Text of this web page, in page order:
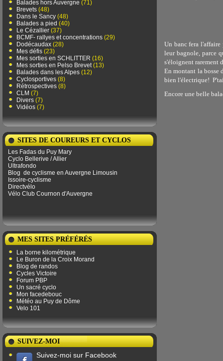
Balades hors Auvergne (71)
Brevets (48)
Dans le Sancy (48)
Balades a pied (40)
Le Cézallier (37)
BCMF- rallyes et concentrations (29)
Dodécaudax (28)
Mes défis (23)
Mes sorties en SCHLITTER (16)
Mes sorties en Pelso Brevet(13)
Balades dans les Alpes (12)
Cyclosportives (8)
Rétrospectives (8)
CLM (7)
Divers (7)
Vidéos (7)
SITES DE COUREURS ET CYCLOS
Les Fadas du Puy Mary
Cyclo Bellerive / Allier
Ultrafondo
Blog de ​​cyclisme en Auvergne Limousin
Issoire-cyclisme
Directvélo
Vélo Club Cournon d'Auvergne
MES SITES PRÉFÉRÉS
La borne kilométrique
Le Buron de la Croix Morand
Blog de randos
Cycles Victoire
Forum PBP
Un sacré cyclo
Mon facedebouc
Météo au Puy de Dôme
Velo 101
SUIVEZ-MOI
Suivez-moi sur Facebook
Un banc fera l'affaire
leur bagnole, parce
s'éloignent rarement
En montant la bosse
bien l'électrique!
Encore une belle